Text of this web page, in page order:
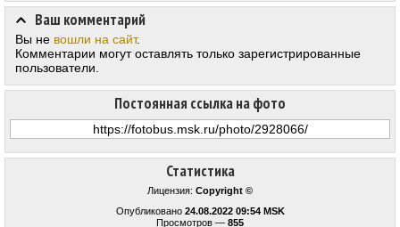
Статистика
Лицензия: Copyright ©
Опубликовано 24.08.2022 09:54 MSK
Просмотров — 855
Постоянная ссылка на фото
Ваш комментарий
Вы не вошли на сайт.
Комментарии могут оставлять только зарегистрированные
пользователи.